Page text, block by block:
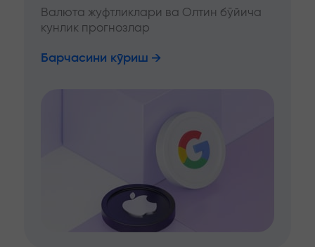
Валюта жуфтликлари ва Олтин бўйича
кунлик прогнозлар
Барчасини кўриш